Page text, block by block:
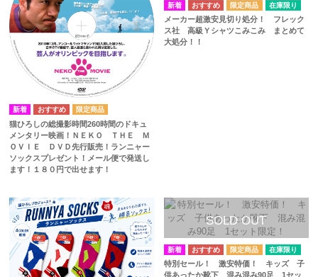
猫ひろしの総撮影時間260時間のドキュ
メンタリー映画！ＮＥＫＯ ＴＨＥ Ｍ
ＯＶＩＥ ＤＶＤ先行販売！ランニャー
ソックスプレゼント！メール便で発送し
ます！１８０円で出せます！
在庫限り
メーカー超激安見切り処分！ フレック
ス社 高級Ｙシャツこみこみ まとめて
大処分！！
在庫限り
特別セール！ 激安特価！ キッズ 子
供あったか靴下 混み混み90足 1セッ